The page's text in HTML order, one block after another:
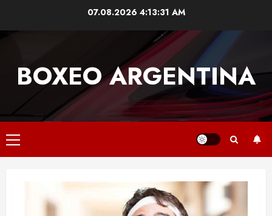
07.08.2026 4:13:32 AM
BOXEO ARGENTINA
Primary
Menu